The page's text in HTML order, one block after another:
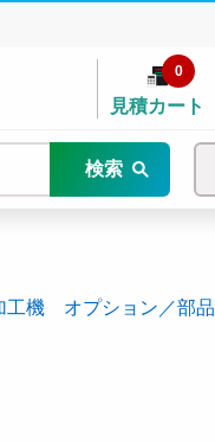
見積カート
0
検索
工機 オプション／部品